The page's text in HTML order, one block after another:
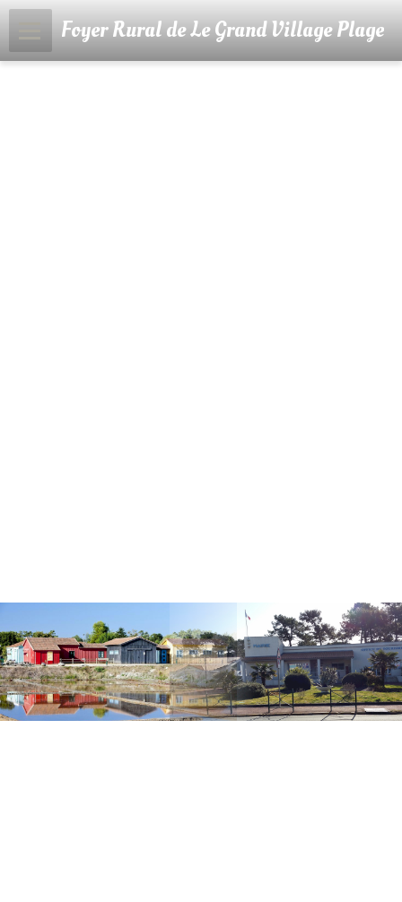
Foyer Rural de Le Grand Village Plage